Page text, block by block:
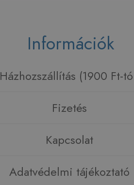
Információk
Házhozszállítás (1900 Ft-
Fizetés
Kapcsolat
Adatvédelmi tájékoztató